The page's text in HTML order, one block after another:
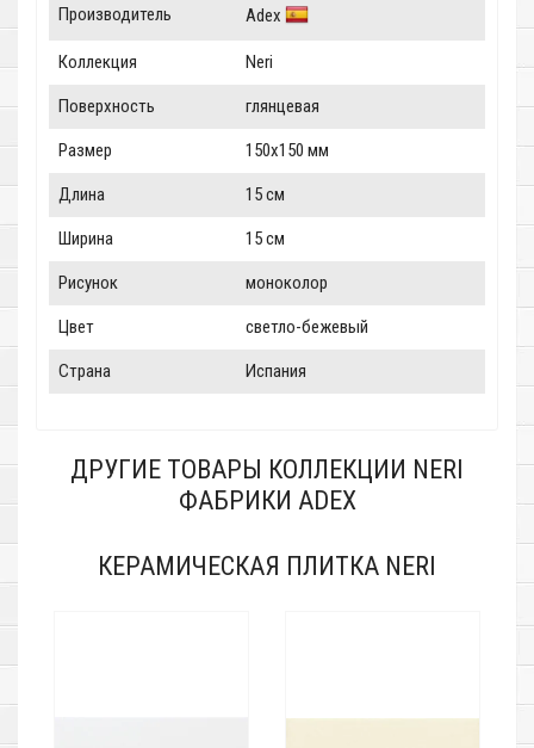
Производитель Adex
Коллекция Neri
Поверхность глянцевая
Размер 150x150 мм
Длина 15 см
Ширина 15 см
Рисунок моноколор
Цвет светло-бежевый
Страна Испания
ДРУГИЕ ТОВАРЫ КОЛЛЕКЦИИ NERI
ФАБРИКИ ADEX
КЕРАМИЧЕСКАЯ ПЛИТКА NERI